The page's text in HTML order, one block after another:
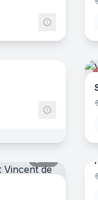
23panoramas